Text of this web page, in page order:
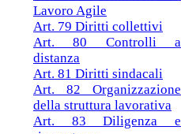
Lavoro Agile
Art. 79 Diritti collettivi
Art. 80 Controlli a
distanza
Art. 81 Diritti sindacali
Art. 82 Organizzazione
della struttura lavorativa
Art. 83 Diligenza e